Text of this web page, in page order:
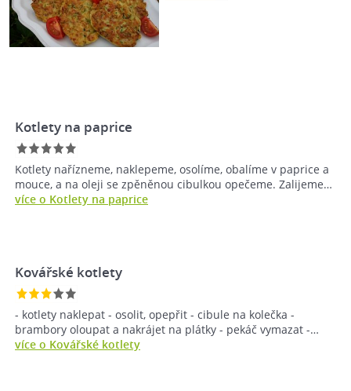
Kotlety na paprice
Kotlety nařízneme, naklepeme, osolíme, obalíme v paprice a
mouce, a na oleji se zpěněnou cibulkou opečeme. Zalijeme…
více o Kotlety na paprice
Kovářské kotlety
- kotlety naklepat - osolit, opepřit - cibule na kolečka -
brambory oloupat a nakrájet na plátky - pekáč vymazat -…
více o Kovářské kotlety